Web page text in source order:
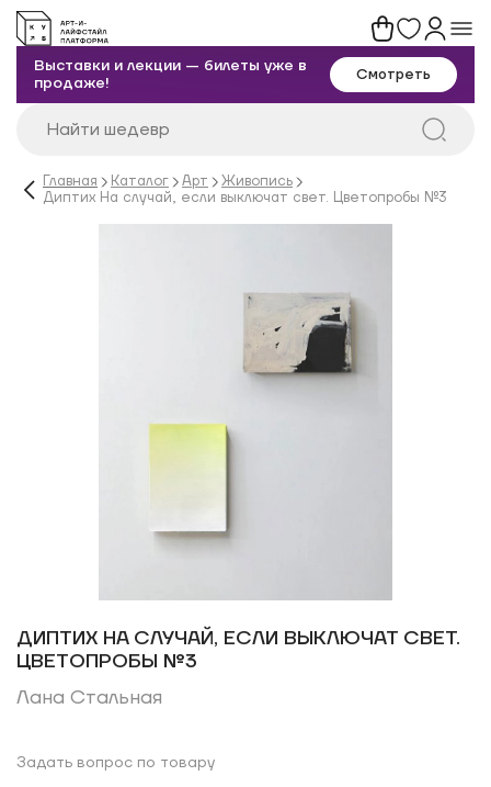
Выставки и лекции — билеты уже в
продаже!
Смотреть
Главная Каталог Арт
Живопись
Диптих На случай, если выключат свет. Цветопробы №3
ДИПТИХ НА СЛУЧАЙ, ЕСЛИ ВЫКЛЮЧАТ СВЕТ.
ЦВЕТОПРОБЫ №3
Лана Стальная
Задать вопрос по товару